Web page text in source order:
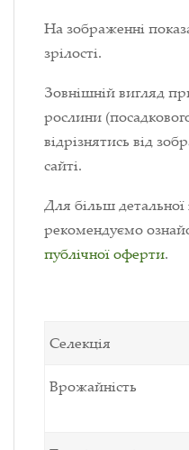
На зображенні
зрілості.
Зовнішній вигляд
рослини
відрізнятись від
сайті.
Для більш детальної
рекомендуємо
публічної оферти.
Селекція
Врожайність